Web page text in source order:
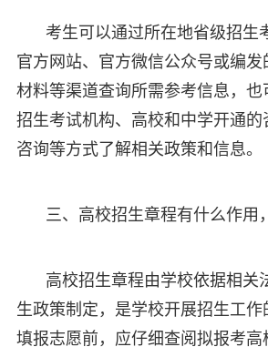
考生可以通过所在地省级招生
官方网站、官方微信公众号或编发
材料等渠道查询所需参考信息，
招生考试机构、高校和中学开通的
咨询等方式了解相关政策和信息。
三、高校招生章程有什么作用
高校招生章程由学校依据相关
生政策制定，是学校开展招生工作
填报志愿前，应仔细查阅拟报考高